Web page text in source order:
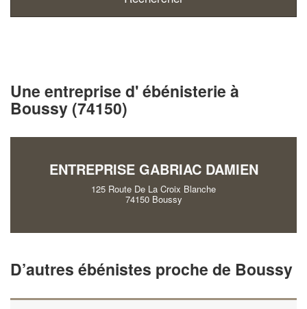
Une entreprise d' ébénisterie à
Boussy (74150)
ENTREPRISE GABRIAC DAMIEN
125 Route De La Croix Blanche
74150 Boussy
D’autres ébénistes proche de Boussy
Augmentez votre
En savoir plus